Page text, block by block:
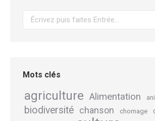
Recherche
Mots clés
agriculture Alimentation
biodiversité chanson chomage